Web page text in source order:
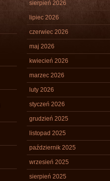
sierpień 2026
lipiec 2026
czerwiec 2026
maj 2026
kwiecień 2026
marzec 2026
luty 2026
styczeń 2026
grudzień 2025
listopad 2025
październik 2025
wrzesień 2025
sierpień 2025